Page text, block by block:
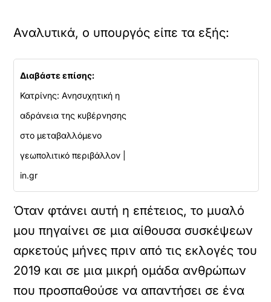
Αναλυτικά, ο υπουργός είπε τα εξής:
Διαβάστε επίσης:
Κατρίνης: Ανησυχητική η
αδράνεια της κυβέρνησης
στο μεταβαλλόμενο
γεωπολιτικό περιβάλλον |
in.gr
Όταν φτάνει αυτή η επέτειος, το μυαλό
μου πηγαίνει σε μια αίθουσα συσκέψεων
αρκετούς μήνες πριν από τις εκλογές του
2019 και σε μια μικρή ομάδα ανθρώπων
που προσπαθούσε να απαντήσει σε ένα